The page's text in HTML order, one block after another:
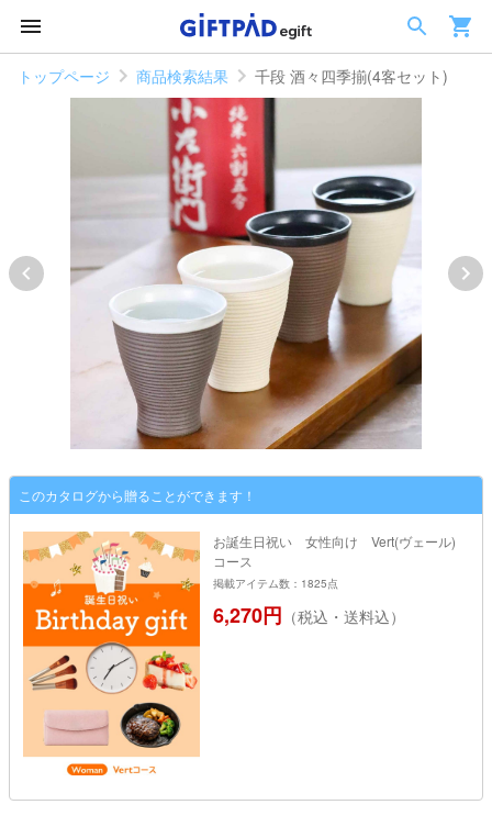
トップページ 商品検索結果 千段 酒々四季揃(4客セット)
このカタログから贈ることができます！
お誕生日祝い 女性向け Vert(ヴェール)
コース
掲載アイテム数：1825点
6,270円 （税込・送料込）